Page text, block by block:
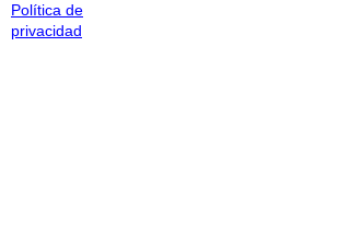
Política de
privacidad